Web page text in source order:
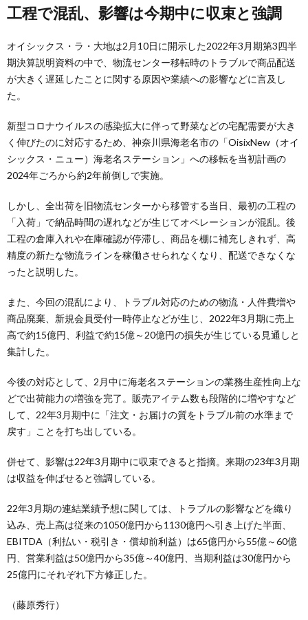
工程で混乱、影響は今期中に収束と強調
オイシックス・ラ・大地は2月10日に開示した2022年3月期第3四半
期決算説明資料の中で、物流センター移転時のトラブルで商品配送
が大きく遅延したことに関する原因や業績への影響などに言及し
た。
新型コロナウイルスの感染拡大に伴って野菜などの宅配需要が大き
く伸びたのに対応するため、神奈川県海老名市の「OisixNew（オイ
シックス・ニュー）海老名ステーション」への移転を当初計画の
2024年ごろから約2年前倒しで実施。
しかし、全出荷を旧物流センターから移管する当日、最初の工程の
「入荷」で納品時間の遅れなどが生じてオペレーションが混乱。後
工程の倉庫入れや在庫確認が停滞し、商品を棚に補充しきれず、高
精度の新たな物流ラインを稼働させられなくなり、配送できなくな
ったと説明した。
また、今回の混乱により、トラブル対応のための物流・人件費増や
商品廃棄、新規会員受付一時停止などが生じ、2022年3月期に売上
高で約15億円、利益で約15億～20億円の損失が生じている見通しと
集計した。
今後の対応として、2月中に海老名ステーションの業務生産性向上な
どで出荷能力の増強を完了。販売アイテム数も段階的に増やすなど
して、22年3月期中に「注文・お届けの質をトラブル前の水準まで
戻す」ことを打ち出している。
併せて、影響は22年3月期中に収束できると指摘。来期の23年3月期
は収益を伸ばせると強調している。
22年3月期の連結業績予想に関しては、トラブルの影響などを織り
込み、売上高は従来の1050億円から1130億円へ引き上げた半面、
EBITDA（利払い・税引き・償却前利益）は65億円から55億～60億
円、営業利益は50億円から35億～40億円、当期利益は30億円から
25億円にそれぞれ下方修正した。
（藤原秀行）